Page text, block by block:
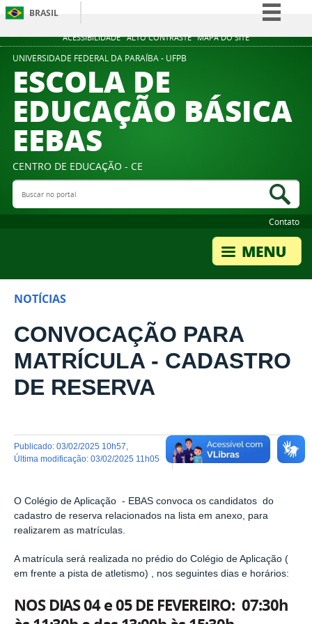
ACESSIBILIDADE ALTO CONTRASTE MAPA DO SITE
BRASIL
Simplifique!
Acesso à informação
Legislação
UNIVERSIDADE FEDERAL DA PARAÍBA - UFPB
ESCOLA DE
EDUCAÇÃO BÁSICA
EEBAS
CENTRO DE EDUCAÇÃO - CE
Buscar no portal
Contato
NOTÍCIAS
CONVOCAÇÃO PARA
MATRÍCULA - CADASTRO
DE RESERVA
publicado: 03/02/2025 10h57
última modificação: 03/02/2025 11h05
O Colégio de Aplicação - EBAS convoca os candidatos do
cadastro de reserva relacionados na lista em anexo, para
realizarem as matrículas.
A matrícula será realizada no prédio do Colégio de Aplicação (
em frente a pista de atletismo) , nos seguintes dias e horários:
NOS DIAS 04 e 05 DE FEVEREIRO: 07:30h